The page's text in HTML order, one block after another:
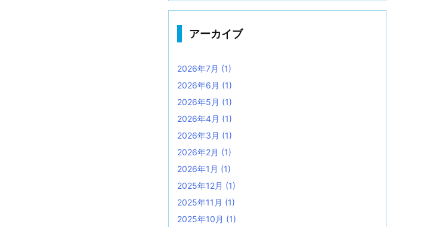
アーカイブ
2026年7月 (1)
2026年6月 (1)
2026年5月 (1)
2026年4月 (1)
2026年3月 (1)
2026年2月 (1)
2026年1月 (1)
2025年12月 (1)
2025年11月 (1)
2025年10月 (1)